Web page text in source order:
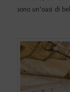
sono un’oasi di